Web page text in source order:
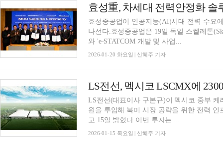
효성重, 차세대 전력안정화 솔
효성중공업이 인공지능(AI)시대 전력 수요
나선다.효성중공업은 19일 독일 스켈레톤
와 'e-STATCOM 개발 및 사업...
2026-01-20 화요일 | 신혜주 기자
LS전선(대표이사 구본규)이 멕시코 중부
원을 투입해 북미 시장 공략을 위한 전력
고 15일 밝혔다.이번 투자는 ...
2026-01-15 목요일 | 신혜주 기자